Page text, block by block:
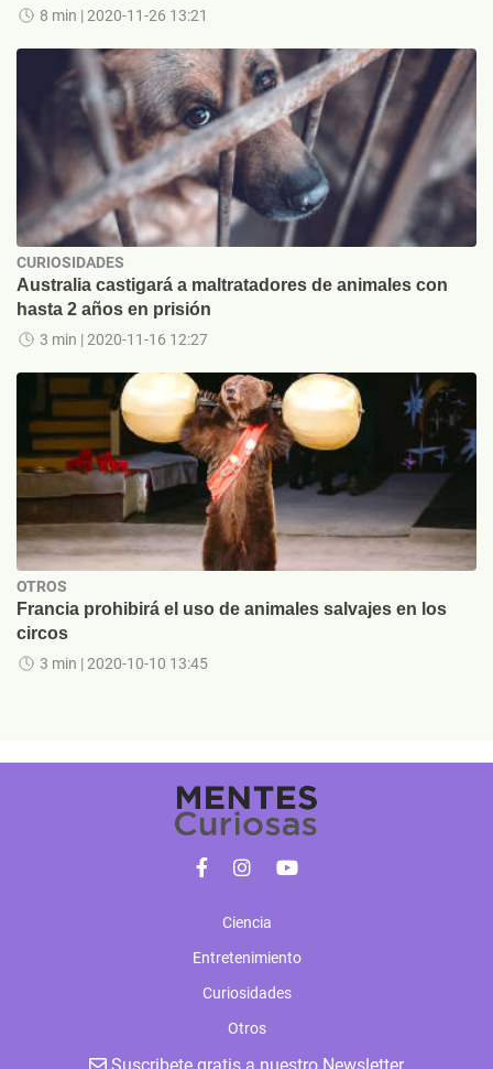
8 min | 2020-11-26 13:21
CURIOSIDADES
Australia castigará a maltratadores de animales con
hasta 2 años en prisión
3 min | 2020-11-16 12:27
OTROS
Francia prohibirá el uso de animales salvajes en los
circos
3 min | 2020-10-10 13:45
Ciencia
Entretenimiento
Curiosidades
Otros
Suscribete gratis a nuestro Newsletter